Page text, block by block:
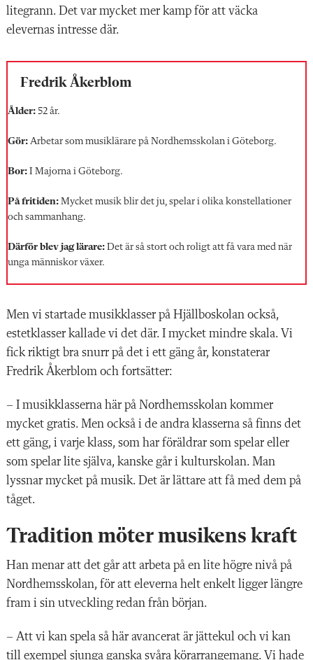
litegrann. Det var mycket mer kamp för att väcka
elevernas intresse där.
Fredrik Åkerblom
Ålder: 52 år.
Gör: Arbetar som musiklärare på Nordhemsskolan i Göteborg.
Bor: I Majorna i Göteborg.
På fritiden: Mycket musik blir det ju, spelar i olika konstellationer
och sammanhang.
Därför blev jag lärare: Det är så stort och roligt att få vara med när
unga människor växer.
Men vi startade musikklasser på Hjällboskolan också,
estetklasser kallade vi det där. I mycket mindre skala. Vi
fick riktigt bra snurr på det i ett gäng år, konstaterar
Fredrik Åkerblom och fortsätter:
– I musikklasserna här på Nordhemsskolan kommer
mycket gratis. Men också i de andra klasserna så finns det
ett gäng, i varje klass, som har föräldrar som spelar eller
som spelar lite själva, kanske går i kulturskolan. Man
lyssnar mycket på musik. Det är lättare att få med dem på
tåget.
Tradition möter musikens kraft
Han menar att det går att arbeta på en lite högre nivå på
Nordhemsskolan, för att eleverna helt enkelt ligger längre
fram i sin utveckling redan från början.
– Att vi kan spela så här ­avancerat är jättekul och vi kan
till exempel sjunga ganska svåra kör­arrangemang. Vi hade